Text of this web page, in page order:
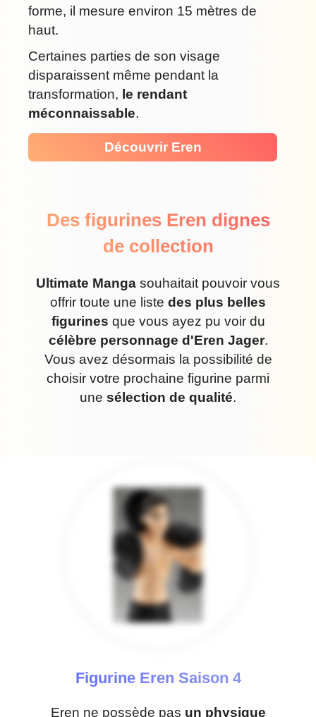
forme, il mesure environ 15 mètres de
haut.
Certaines parties de son visage
disparaissent même pendant la
transformation, le rendant
méconnaissable.
Découvrir Eren
Des figurines Eren dignes
de collection
Ultimate Manga souhaitait pouvoir vous
offrir toute une liste des plus belles
figurines que vous ayez pu voir du
célèbre personnage d'Eren Jager.
Vous avez désormais la possibilité de
choisir votre prochaine figurine parmi
une sélection de qualité.
Figurine Eren Saison 4
Eren ne possède pas un physique